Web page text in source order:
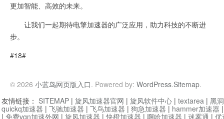
更加智能、高效的未来。
让我们一起期待电擎加速器的广泛应用，助力科技的不断进
步。
#18#
© 2026 小蓝鸟网页版入口. Powered by: WordPress.Sitemap.
友情链接： SITEMAP | 旋风加速器官网 | 旋风软件中心 | textarea | 黑
quickq加速器 | 飞驰加速器 | 飞鸟加速器 | 狗急加速器 | hammer加速器
| 免费vqn加速外网 | 旋风加速器 |快橙加速器 | 啊哈加速器 | 迷雾通 | 优